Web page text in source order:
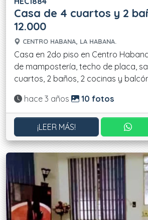
Casa de 4 cuartos y 2
12.000
CENTRO HABANA, LA HABANA.
Casa en 2do piso en Centro
de mampostería, techo de placa,
cuartos, 2 baños, 2 cocinas y
Actualizado:
hace 3 años 10 fotos
¡LEER MÁS!